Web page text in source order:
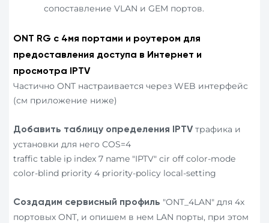
сопоставление VLAN и GEM портов.
ONT RG с 4мя портами и роутером для
предоставления доступа в Интернет и
просмотра
IPTV
Частично ONT настраивается через WEB интерфейс
(см приложение ниже)
Добавить таблицу определения IPTVтрафика и
установки для него COS=4
traffic table ip index 7 name "IPTV" cir off color-mode
color-blind priority 4 priority-policy local-setting
Создадим сервисный профиль "ONT_4LAN" для 4х
портовых ONT, и опишем в нем LAN порты, при этом